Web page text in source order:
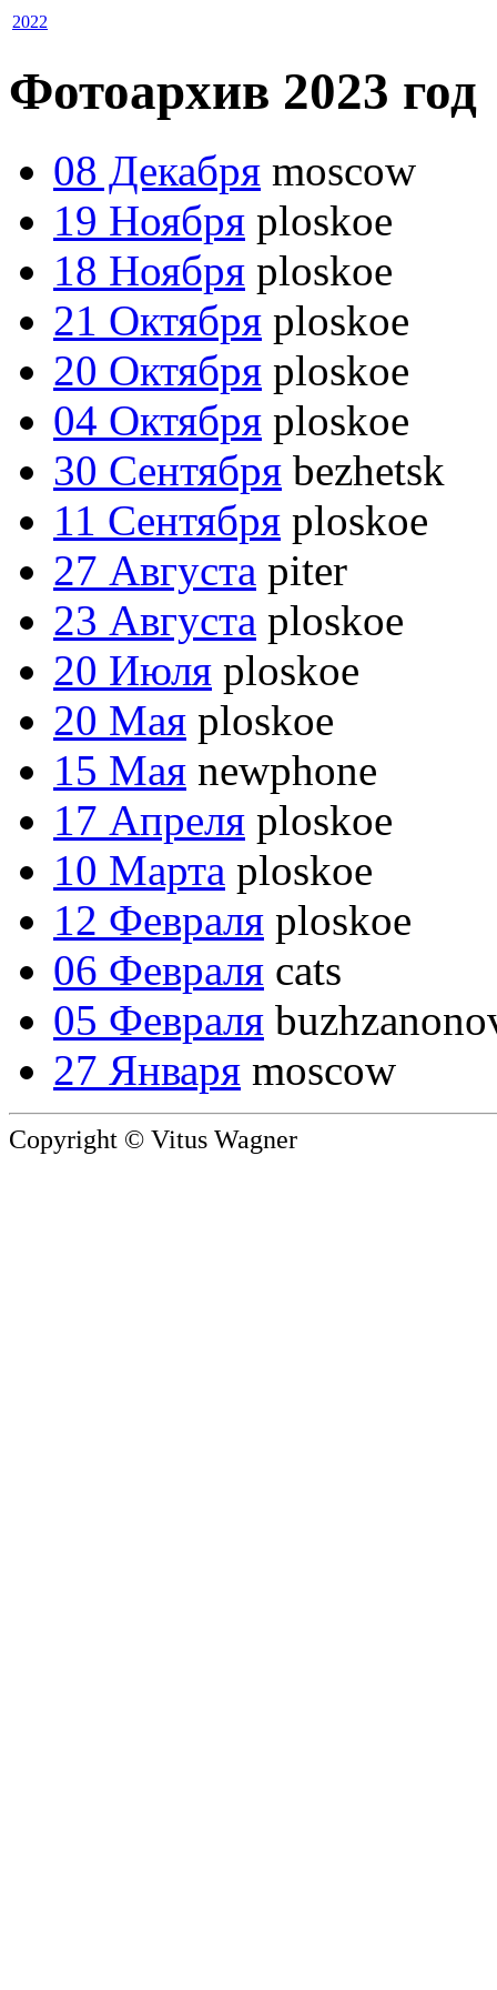
2022
Фотоархив 2023 год
08 Декабря moscow
19 Ноября ploskoe
18 Ноября ploskoe
21 Октября ploskoe
20 Октября ploskoe
04 Октября ploskoe
30 Сентября bezhetsk
11 Сентября ploskoe
27 Августа piter
23 Августа ploskoe
20 Июля ploskoe
20 Мая ploskoe
15 Мая newphone
17 Апреля ploskoe
10 Марта ploskoe
12 Февраля ploskoe
06 Февраля cats
05 Февраля
27 Января moscow
Copyright © Vitus Wagner